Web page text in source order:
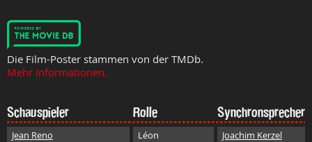
Die Film-Poster stammen von der TMDb.
Mehr Informationen.
Schauspieler Rolle Synchronsprecher
Jean Reno Léon
Joachim Kerzel